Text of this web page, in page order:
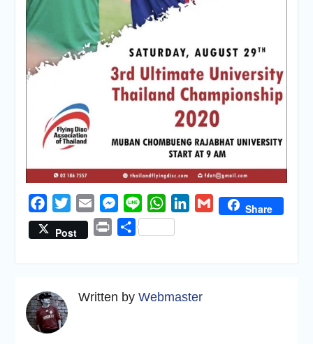
FacebookTwitterEmail Messenger
Line WhatsAppLinkedIn
Gmail Share
Post
Print Share
Written by Webmaster